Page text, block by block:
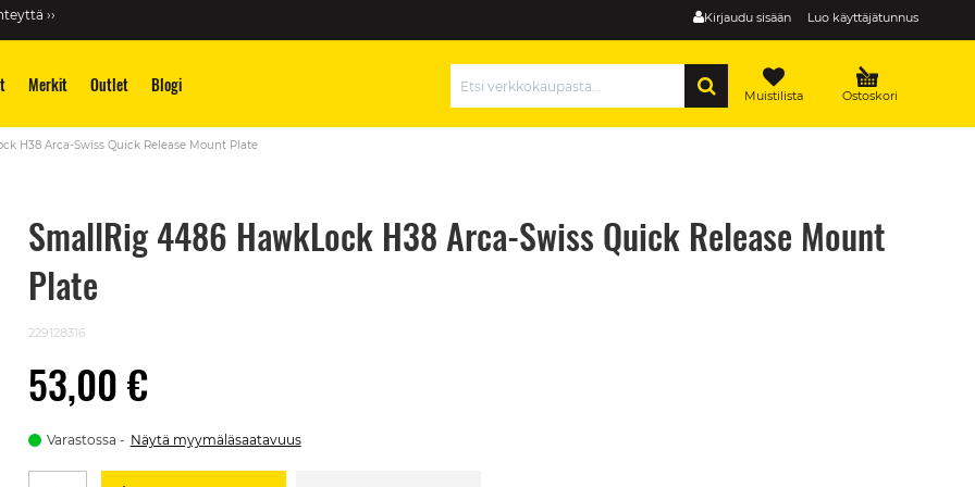
Kirjaudu sisään Luo käyttäjätunnus
››
Merkit Outlet Blogi Ostoskori
Muistilista
H38 Arca-Swiss Quick Release Mount Plate
SmallRig 4486 HawkLock H38 Arca-Swiss Quick Release Mount
Plate
229128316
53,00 €
Varastossa Näytä myymäläsaatavuus